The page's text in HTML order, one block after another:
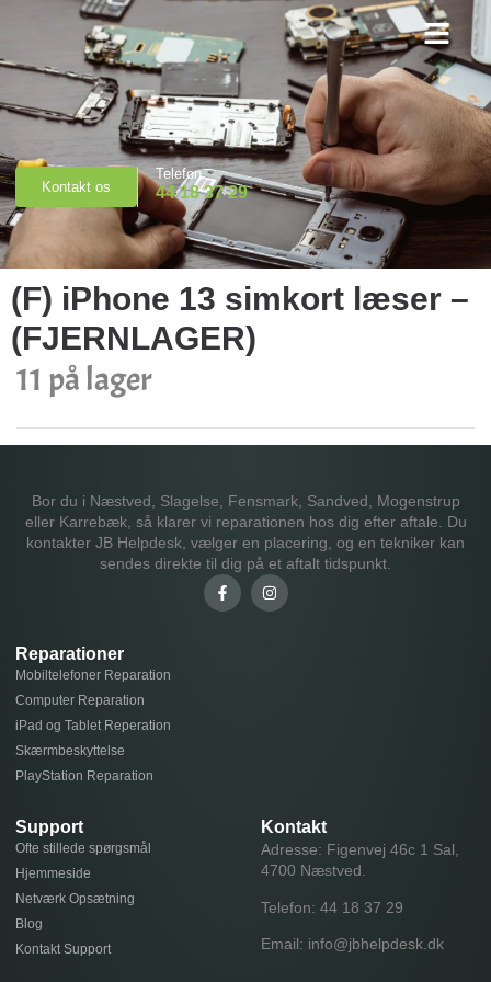
Kontakt os
Telefon
44 18 37 29
(F) iPhone 13 simkort læser –
(FJERNLAGER)
11 på lager
Bor du i Næstved, Slagelse, Fensmark, Sandved, Mogenstrup
eller Karrebæk, så klarer vi reparationen hos dig efter aftale. Du
kontakter JB Helpdesk, vælger en placering, og en tekniker kan
sendes direkte til dig på et aftalt tidspunkt.
Reparationer
Mobiltelefoner Reparation
Computer Reparation
iPad og Tablet Reperation
Skærmbeskyttelse
PlayStation Reparation
Support
Ofte stillede spørgsmål
Hjemmeside
Netværk Opsætning
Blog
Kontakt Support
Kontakt
Adresse: Figenvej 46c 1 Sal,
4700 Næstved.
Telefon: 44 18 37 29
Email: info@jbhelpdesk.dk